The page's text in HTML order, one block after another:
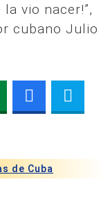
vio nacer!”,
cubano Julio
de Cuba